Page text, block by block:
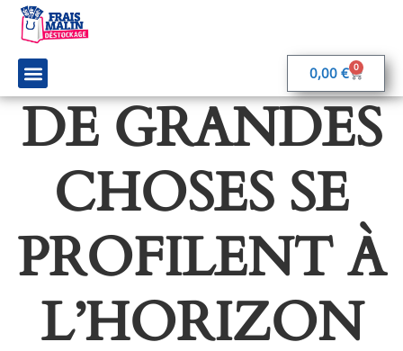
0,00 € 0
DE GRANDES
CHOSES SE
PROFILENT À
L’HORIZON